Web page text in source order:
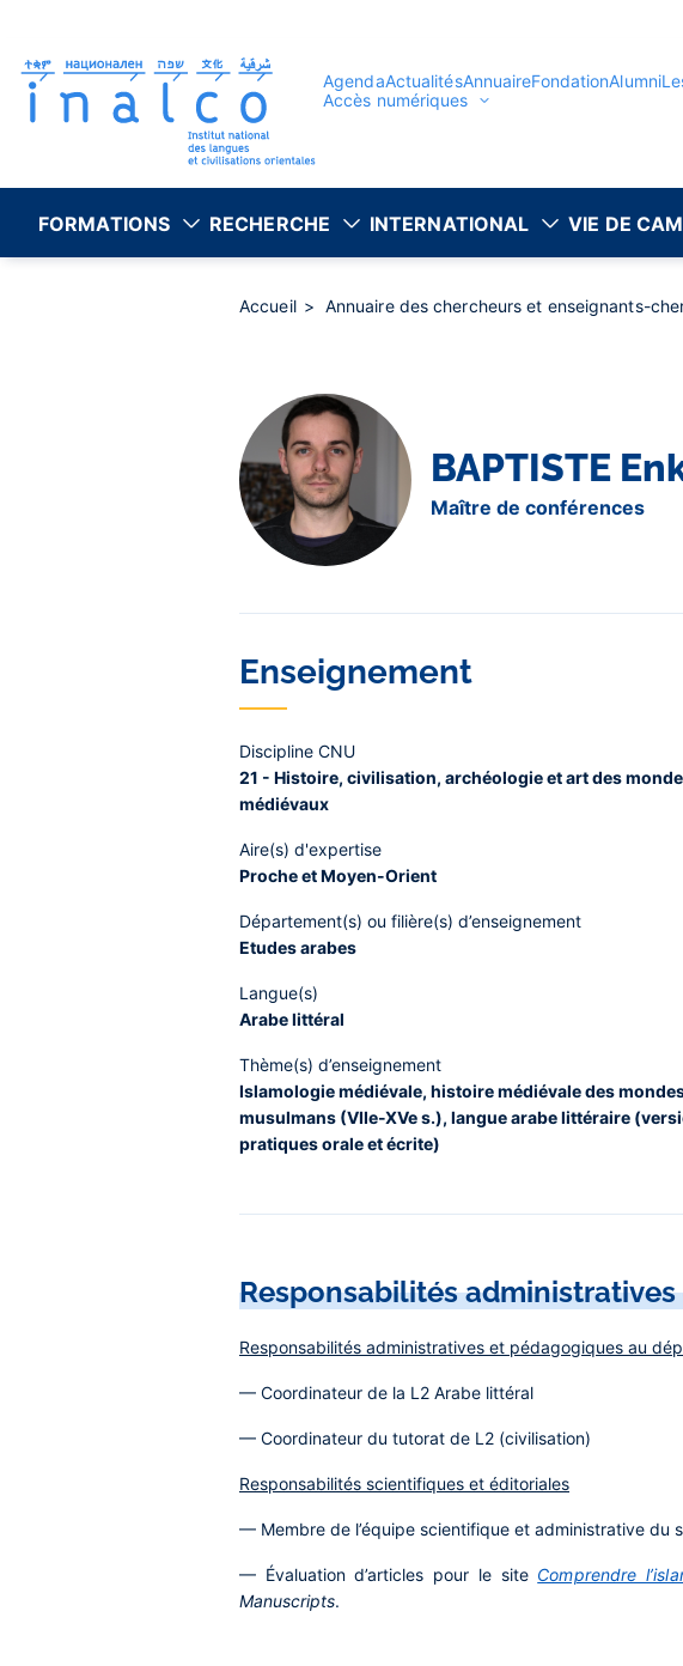
principal
AgendaActualitésAnnuaireFondationAlumni
Accès numériques
FORMATIONS RECHERCHE INTERNATIONAL VIE DE
Accueil Annuaire des chercheurs et enseignants-
BAPTISTE
Maître de conférences
Enseignement
Discipline CNU
21 - Histoire, civilisation, archéologie et art des
médiévaux
Aire(s) d'expertise
Proche et Moyen-Orient
Département(s) ou filière(s) d’enseignement
Etudes arabes
Langue(s)
Arabe littéral
Thème(s) d’enseignement
Islamologie médiévale, histoire médiévale des
musulmans (VIIe-XVe s.), langue arabe littéraire
pratiques orale et écrite)
Responsabilités
Responsabilités administratives et pédagogiques au
— Coordinateur de la L2 Arabe littéral
— Coordinateur du tutorat de L2 (civilisation)
Responsabilités scientifiques et éditoriales
— Membre de l’équipe scientifique et administrative du
— Évaluation d’articles pour le site Comprendre
Manuscripts.